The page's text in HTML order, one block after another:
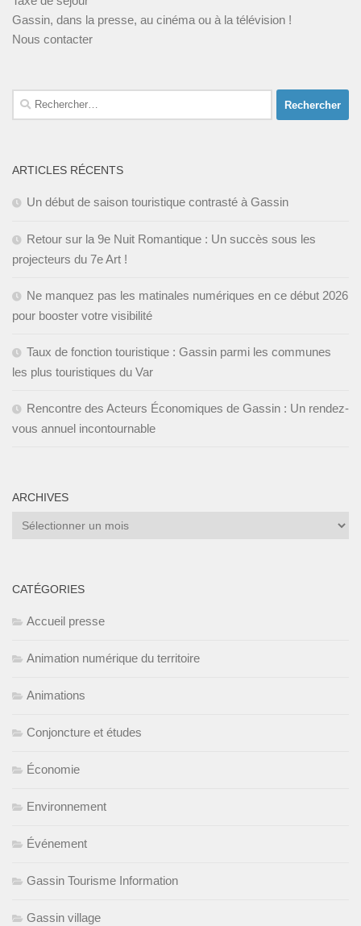
Gassin, dans la presse, au cinéma ou à la télévision !
Nous contacter
Rechercher :
ARTICLES RÉCENTS
Un début de saison touristique contrasté à Gassin
Retour sur la 9e Nuit Romantique : Un succès sous les
projecteurs du 7e Art !
Ne manquez pas les matinales numériques en ce début 2026
pour booster votre visibilité
Taux de fonction touristique : Gassin parmi les communes
les plus touristiques du Var
Rencontre des Acteurs Économiques de Gassin : Un rendez-
vous annuel incontournable
ARCHIVES
Archives
CATÉGORIES
Accueil presse
Animation numérique du territoire
Animations
Conjoncture et études
Économie
Environnement
Événement
Gassin Tourisme Information
Gassin village